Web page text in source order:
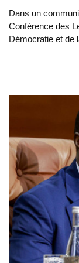
Dans un
Conférence des
Démocratie et de